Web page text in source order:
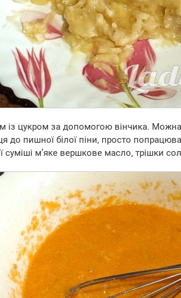
із цукром за допомогою вінчика.
до пишної білої піни, просто
суміші м’яке вершкове масло, трішки